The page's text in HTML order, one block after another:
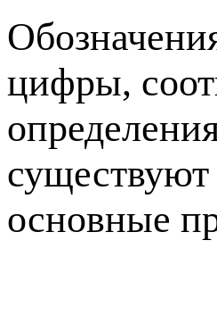
цифры,
основные